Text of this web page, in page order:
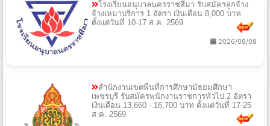
โรงเรียนอนุบาลนครราชสีมา รับสมัครลูกจ้าง
จ้างเหมาบริการ 1 อัตรา เงินเดือน 8,000 บาท
ตั้งแต่วันที่ 10-17 ส.ค. 2569
2026/08/08
สำนักงานเขตพื้นที่การศึกษามัธยมศึกษา
เพชรบุรี รับสมัครพนักงานราชการทั่วไป 2 อัตรา
เงินเดือน 13,660 - 16,700 บาท ตั้งแต่วันที่ 17-25
ส.ค. 2569